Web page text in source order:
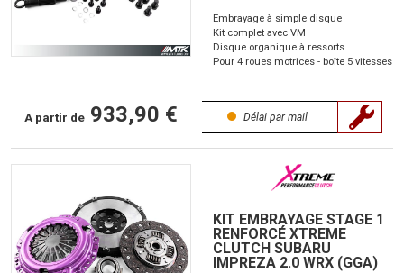
Embrayage à simple disque
Kit complet avec VM
Disque organique à ressorts
Pour 4 roues motrices - boîte 5 vitesses
A partir de 933,90 € Délai par mail
KIT EMBRAYAGE STAGE 1
RENFORCÉ XTREME
CLUTCH SUBARU
IMPREZA 2.0 WRX (GGA)